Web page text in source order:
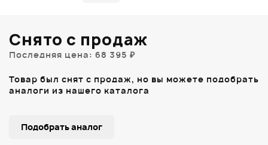
Снято с продаж
Последняя цена: 68 395 ₽
Товар был снят с продаж, но вы можете подобрать
аналоги из нашего каталога
Подобрать аналог